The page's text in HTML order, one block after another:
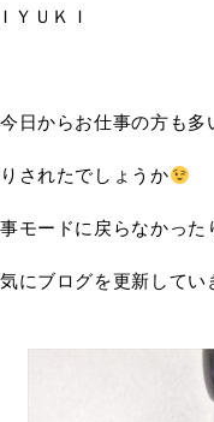
ＹＵＫＩ
日からお仕事の方も多
されたでしょうか
モードに戻らなかった
にブログを更新して